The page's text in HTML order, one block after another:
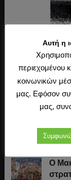
Ο
Αυτή η
περιεχομένου
κοινωνικών
μας. Εφόσον
μας,